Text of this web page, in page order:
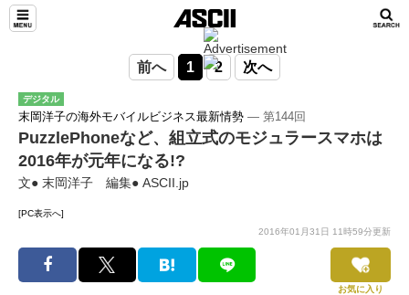
前へ 1 2 次へ
デジタル
末岡洋子の海外モバイルビジネス最新情勢 ― 第144回
PuzzlePhoneなど、組立式のモジュラースマホは
2016年が元年になる!?
文● 末岡洋子 編集● ASCII.jp
[PC表示へ]
2016年01月31日 11時59分更新
お気に入り